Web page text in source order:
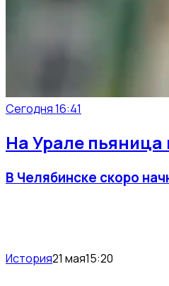
Сегодня 16:41
На Урале пьяница
В Челябинске скоро
История21 мая15:20